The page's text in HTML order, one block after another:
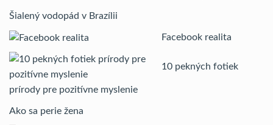
Šialený vodopád v Brazílii
Facebook realita
10 pekných fotiek
prírody pre pozitívne myslenie
Ako sa perie žena